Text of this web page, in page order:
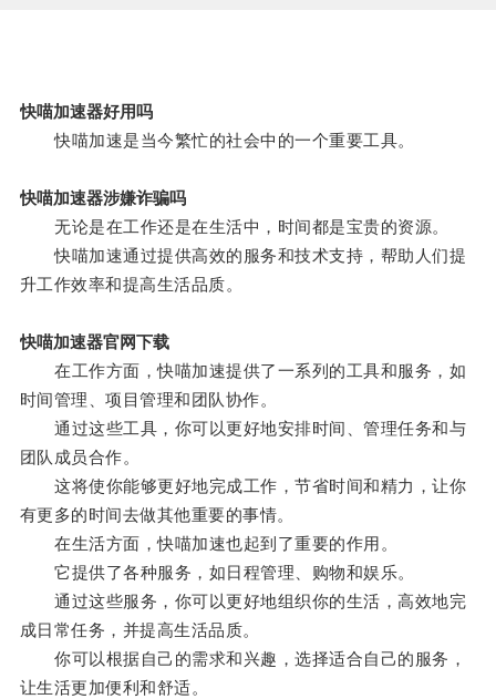
快喵加速器好用吗
快喵加速是当今繁忙的社会中的一个重要工具。
快喵加速器涉嫌诈骗吗
无论是在工作还是在生活中，时间都是宝贵的资源。
快喵加速通过提供高效的服务和技术支持，帮助人们提
升工作效率和提高生活品质。
快喵加速器官网下载
在工作方面，快喵加速提供了一系列的工具和服务，如
时间管理、项目管理和团队协作。
通过这些工具，你可以更好地安排时间、管理任务和与
团队成员合作。
这将使你能够更好地完成工作，节省时间和精力，让你
有更多的时间去做其他重要的事情。
在生活方面，快喵加速也起到了重要的作用。
它提供了各种服务，如日程管理、购物和娱乐。
通过这些服务，你可以更好地组织你的生活，高效地完
成日常任务，并提高生活品质。
你可以根据自己的需求和兴趣，选择适合自己的服务，
让生活更加便利和舒适。